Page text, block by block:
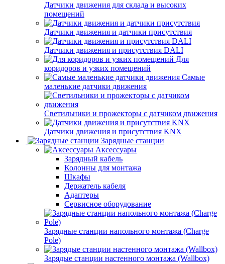
Датчики движения для склада и высоких
помещений
Датчики движения и датчики присутствия
Датчики движения и присутствия DALI
Для
коридоров и узких помещений
Самые
маленькие датчики движения
Светильники и прожекторы с датчиком движения
Датчики движения и присутствия KNX
Зарядные станции
Аксессуары
Зарядный кабель
Колонны для монтажа
Шкафы
Держатель кабеля
Адаптеры
Сервисное оборудование
Зарядные станции напольного монтажа (Charge
Pole)
Зарядые станции настенного монтажа (Wallbox)